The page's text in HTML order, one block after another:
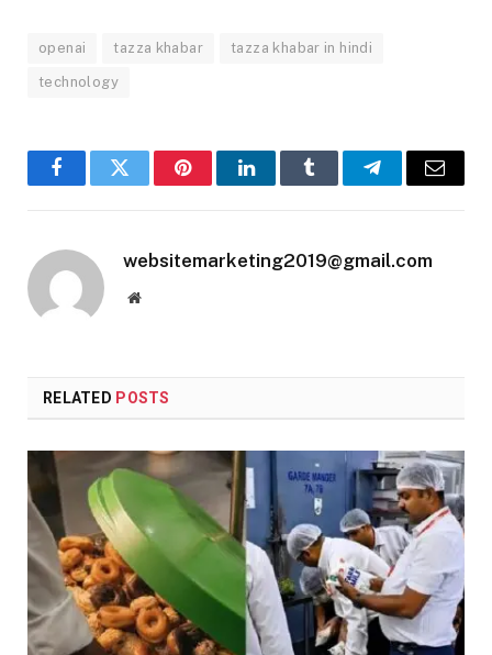
openai tazza khabar tazza khabar in hindi
technology
FacebookTwitter PinterestLinkedInTumblr TelegramEmail
websitemarketing2019@gmail.com
Website
RELATED POSTS